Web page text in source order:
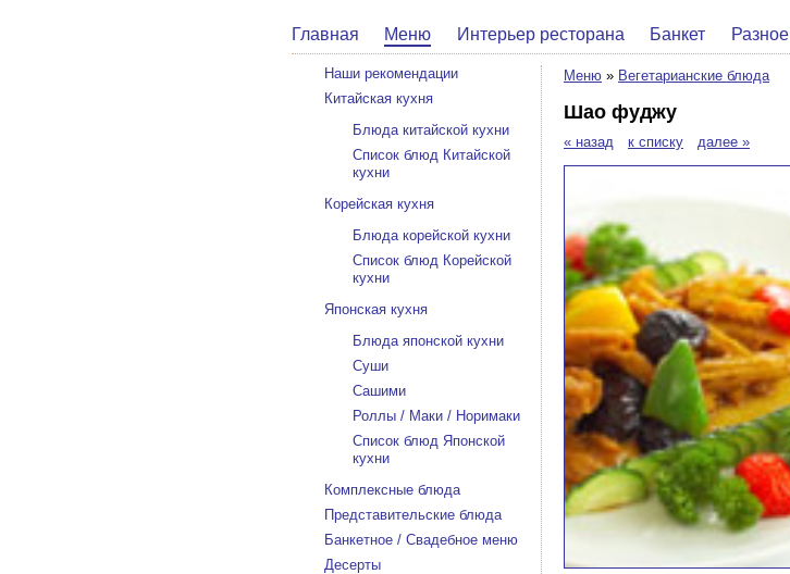
Главная Меню Интерьер ресторана Банкет Разное
Меню » Вегетарианские блюда
Шао фуджу
« назад к списку
далее »
Наши рекомендации
Китайская кухня
Блюда китайской кухни
Список блюд Китайской
кухни
Корейская кухня
Блюда корейской кухни
Список блюд Корейской
кухни
Японская кухня
Блюда японской кухни
Суши
Сашими
Роллы / Маки / Норимаки
Список блюд Японской
кухни
Комплексные блюда
Представительские блюда
Банкетное / Свадебное меню
Десерты